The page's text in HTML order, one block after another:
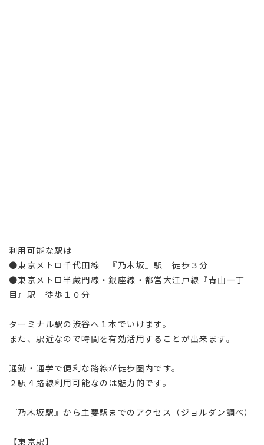
利用可能な駅は
●東京メトロ千代田線 『乃木坂』駅 徒歩３分
●東京メトロ半蔵門線・銀座線・都営大江戸線『青山一丁
目』駅 徒歩１０分
ターミナル駅の渋谷へ１本でいけます。
また、駅近なので時間を有効活用することが出来ます。
通勤・通学で便利な路線が徒歩圏内です。
２駅４路線利用可能なのは魅力的です。
『乃木坂駅』から主要駅までのアクセス（ジョルダン調べ）
【東京駅】